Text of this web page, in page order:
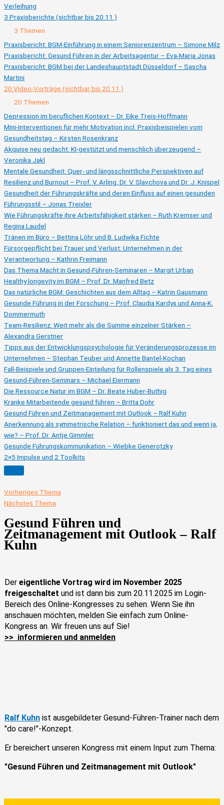
Verleihung
3 Praxisberichte (sichtbar bis 20.11.)
Ausklappen
3
(sichtbar
bis
20.11.)
3 Themen
Praxisbericht: BGM-Einführung in einem Seniorenzentrum – Simone Milz
Praxisbericht: Gesund Führen in der Arbeitsagentur – Eva-Maria Jonas
Praxisbericht: BGM bei der Landeshauptstadt Düsseldorf – Sascha
Martini
20 Video-Vorträge (sichtbar bis 20.11.)
Zusammenklappen
20
Vorträge
(sichtbar
bis
20.11.)
20 Themen
Depression im beruflichen Kontext – Dr. Eike Treis-Hoffmann
Mini-Interventionen für mehr Motivation incl. Praxisbeispielen vom
Gesundheitstag – Kirsten Rosenkranz
Akquise neu gedacht. KI-gestützt und menschlich überzeugend –
Veronika Jakl
Mentale Gesundheit: Quer- und längsschnittliche Perspektiven auf
Resilienz und Burnout – Prof. V. Arling, Dr. V. Slavchova und Dr. J. Knispel
Gesundheit der Führungskräfte und deren Einfluss auf einen gesunden
Führungsstil – Jonas Treixler
Wie Führungskräfte ihre Arbeitsfähigkeit stärken – Ruth Kremser und
Regina Laudel
Tränen im Büro – Bettina Löhr und B. Ludwika Fichte
Fürsorgepflicht bei Trauer und Verlust: Unternehmen in der
Verantwortung – Kathrin Freimann
Das Thema Macht in Gesund-Führen-Seminaren – Margit Urban
Healthy longevity im BGM – Prof. Dr. Manfred Betz
Das natürliche BGM: Geschichten aus dem Alltag – Katrin Gausmann
Gesunde Führung in der Forschung – Prof. Claudia Kardys und Anna-K.
Dommermuth
Team-Resilienz: Weit mehr als die Summe einzelner Stärken –
Alexandra Gerstner
Tipps aus der Entwicklungspsychologie für Veränderungsprozesse im
Unternehmen – Stephan Teuber und Annette Bantel-Kochan
Fall-Beispiele und Gruppen-Einteilung für Rollenspiele als 3. Tag eines
Gesund-Führen-Seminars – Michael Eiermann
Die Ressource Natur im BGM – Dr. Beate Huber-Buthig
Kranke Mitarbeitende gesund führen – Britta Dohr
Gesund Führen und Zeitmanagement mit Outlook – Ralf Kuhn
Anerkennung als symmetrische Relation – funktioniert das und wenn ja,
wie? – Prof. Dr. Antje Gimmler
Gesunde Führungskommunikation – Wiebke Generotzky
2×5 Impulse und 2 Toolkits
Vorheriges Thema
Nächstes Thema
Gesund Führen und
Zeitmanagement mit Outlook – Ralf
Kuhn
Der eigentliche Vortrag wird im November 2025
freigeschaltet und ist dann bis zum 20.11.2025 im Login-
Bereich des Online-Kongresses zu sehen. Wenn Sie ihn
anschauen möchten, melden Sie einfach zum Online-
Kongress an. Wir freuen uns auf Sie!
>> informieren und anmelden
Ralf Kuhn ist ausgebildeter Gesund-Führen-Trainer nach dem
"do care!"-Konzept.
Er bereichert unseren Kongress mit einem Input zum Thema:
"Gesund Führen und Zeitmanagement mit Outlook"